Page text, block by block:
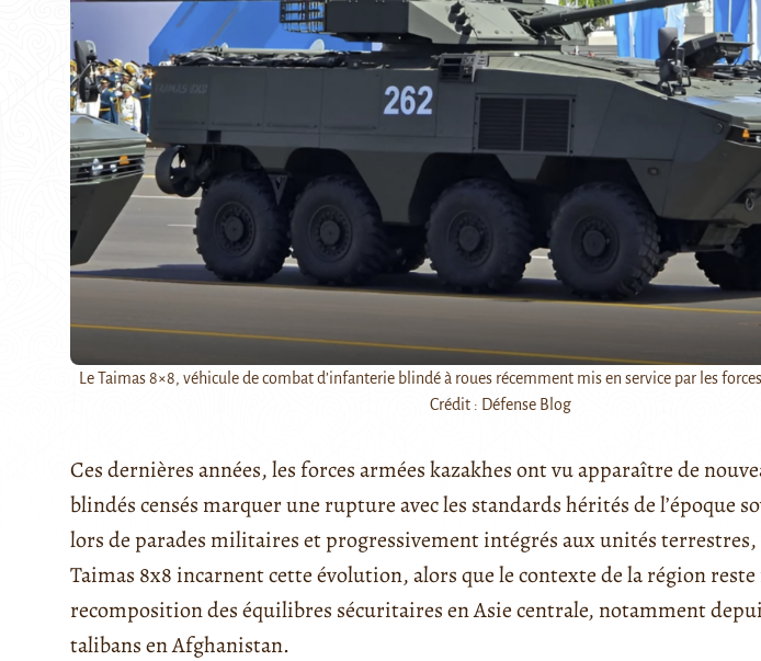
Le Taimas 8×8, véhicule de combat d’infanterie blindé à roues récemment mis en service par les
Crédit : Défense Blog
Ces dernières années, les forces armées kazakhes ont vu apparaître de
blindés censés marquer une rupture avec les standards hérités de l’époque
lors de parades militaires et progressivement intégrés aux unités terrestres,
Taimas 8x8 incarnent cette évolution, alors que le contexte de la région
recomposition des équilibres sécuritaires en Asie centrale, notamment
talibans en Afghanistan.